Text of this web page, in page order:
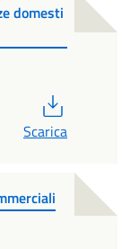
domesti
Scarica